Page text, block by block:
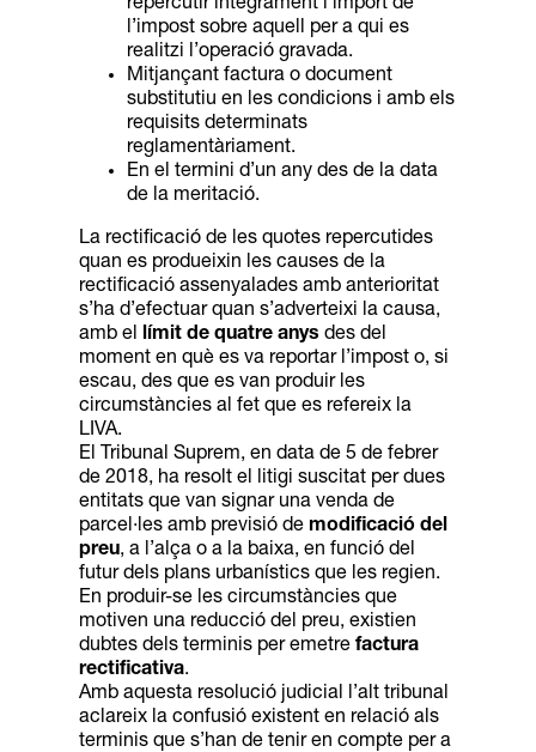
l’impost sobre aquell per a qui es
realitzi l’operació gravada.
Mitjançant factura o document
substitutiu en les condicions i amb els
requisits determinats
reglamentàriament.
En el termini d’un any des de la data
de la meritació.
La rectificació de les quotes repercutides
quan es produeixin les causes de la
rectificació assenyalades amb anterioritat
s’ha d’efectuar quan s’adverteixi la causa,
amb el
límit de quatre anys des del
moment en què es va reportar l’impost o, si
escau, des que es van produir les
circumstàncies al fet que es refereix la
LIVA.
El Tribunal Suprem, en data de 5 de febrer
de 2018, ha resolt el litigi suscitat per dues
entitats que van signar una venda de
parcel·les amb previsió de modificació del
preu, a l’alça o a la baixa, en funció del
futur dels plans urbanístics que les regien.
En produir-se les circumstàncies que
motiven una reducció del preu, existien
dubtes dels terminis per emetrefactura
rectificativa.
Amb aquesta resolució judicial l’alt tribunal
aclareix la confusió existent en relació als
terminis que s’han de tenir en compte per a